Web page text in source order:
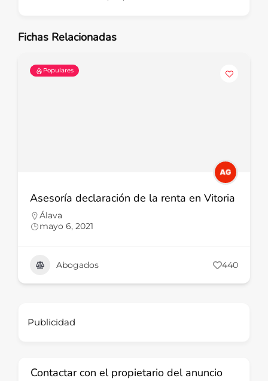
Fichas Relacionadas
Populares
Asesoría declaración de la renta en Vitoria
Álava
mayo 6, 2021
Abogados 440
Publicidad
Contactar con el propietario del anuncio